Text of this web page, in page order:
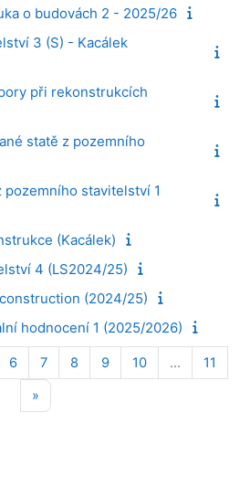
o budovách 2 - 2025/26
3 (S) - Kacálek
při rekonstrukcích
statě z pozemního
stavitelství 1
(Kacálek)
4 (LS2024/25)
(2024/25)
hodnocení 1 (2025/2026)
4 5
6Stránka 6
7Stránka 7
8Stránka 8
9Stránka 9
10Stránka 10
… 11
»Další stránka